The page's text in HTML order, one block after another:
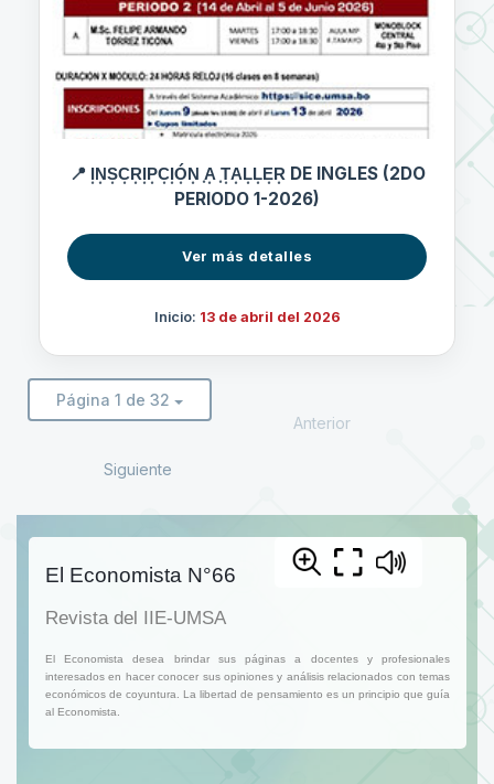
📍 I͙N͙S͙C͙R͙I͙P͙C͙I͙Ó͙N͙ ͙A͙ ͙T͙A͙L͙L͙E͙R͙ DE INGLES (2DO
PERIODO 1-2026)
Ver más detalles
Inicio: 13 de abril del 2026
Página 1 de 32
Anterior
Siguiente